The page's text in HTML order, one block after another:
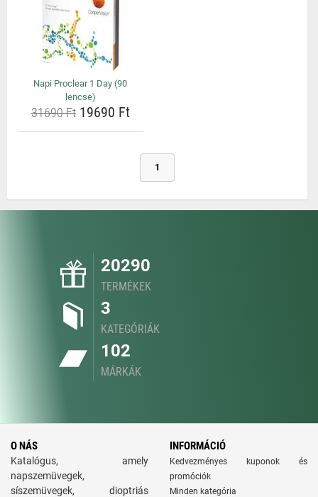
Napi Proclear 1 Day (90
lencse)
31690 Ft19690 Ft
1
20290
TERMÉKEK
3
KATEGÓRIÁK
102
MÁRKÁK
O NÁS
Katalógus, amely
napszemüvegek,
síszemüvegek, dioptriás
INFORMÁCIÓ
Kedvezményes kuponok és
promóciók
Minden kategória